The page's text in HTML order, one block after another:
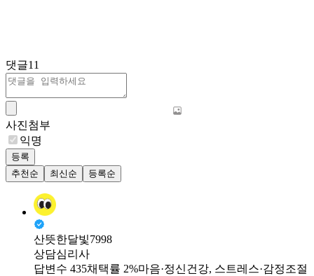
댓글11
사진첨부
익명
등록
추천순
최신순 등록순
산뜻한달빛7998
상담심리사
답변수 435채택률 2%마음·정신건강, 스트레스·감정조절